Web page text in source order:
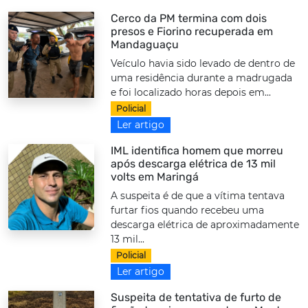
Cerco da PM termina com dois
presos e Fiorino recuperada em
Mandaguaçu
Veículo havia sido levado de dentro de
uma residência durante a madrugada
e foi localizado horas depois em...
Policial
Ler artigo
IML identifica homem que morreu
após descarga elétrica de 13 mil
volts em Maringá
A suspeita é de que a vítima tentava
furtar fios quando recebeu uma
descarga elétrica de aproximadamente
13 mil...
Policial
Ler artigo
Suspeita de tentativa de furto de